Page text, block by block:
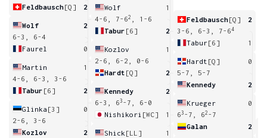
Feldbausch[Q] 2
Wolf
2
6-3, 6-4
Faurel
0
Martin
1
4-6, 6-3, 3-6
Tabur [6] 2
Glinka [3]
0
2-6, 3-6
Kozlov
2
Wolf
1
4-6, 7-62
, 1-6
Tabur [6] 2
Kozlov
1
2-6, 6-2, 0-6
Hardt [Q] 2
Kennedy
2
6-3, 63 -7, 6-0
Nishikori [WC] 1
Shick [LL]
1
Feldbausch[Q]
2
3-6, 6-3, 7-64
Tabur[6] 1
Hardt [Q]
0
5-7, 5-7
Kennedy
2
Krueger
0
63 -7, 62 -7
Galan
2